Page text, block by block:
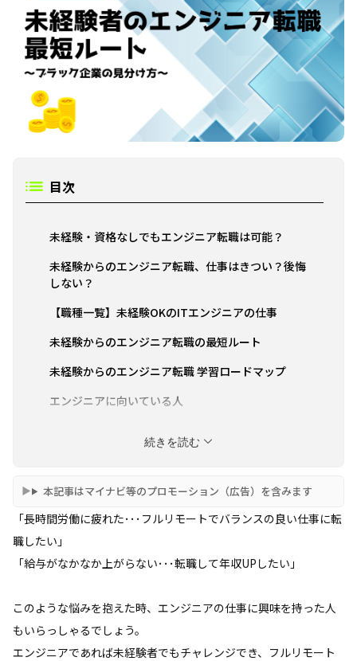
目次
未経験・資格なしでもエンジニア転職は可能？
未経験からのエンジニア転職、仕事はきつい？後悔
しない？
【職種一覧】未経験OKのITエンジニアの仕事
未経験からのエンジニア転職の最短ルート
未経験からのエンジニア転職 学習ロードマップ
エンジニアに向いている人
まとめ
続きを読む
本記事はマイナビ等のプロモーション（広告）を含みます
「長時間労働に疲れた･･･フルリモートでバランスの良い仕事に転
職したい」
「給与がなかなか上がらない･･･転職して年収UPしたい」
このような悩みを抱えた時、エンジニアの仕事に興味を持った人
もいらっしゃるでしょう。
エンジニアであれば未経験者でもチャレンジでき、フルリモート